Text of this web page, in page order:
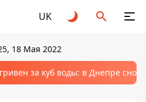
UK
18 Мая 2022
за куб воды: в Днепре